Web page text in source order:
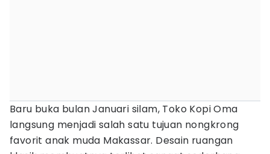
Baru buka bulan Januari silam, Toko Kopi Oma
langsung menjadi salah satu tujuan nongkrong
favorit anak muda Makassar. Desain ruangan